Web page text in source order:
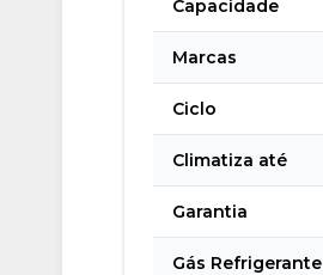
Capacidade
Marcas
Ciclo
Climatiza até
Garantia
Gás Refrigerante